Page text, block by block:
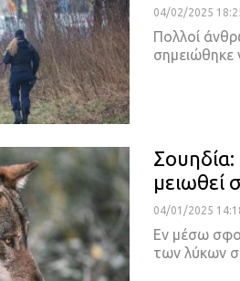
04/02/2025
Πολλοί
σημειώθηκε
Σουηδία:
μειωθεί
04/01/2025
Εν μέσω
των λύκων